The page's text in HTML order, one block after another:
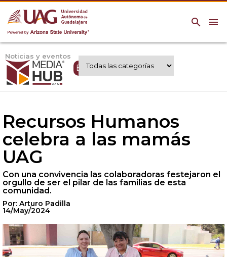
menu
search
Noticias y eventos
Expertos UAG
Recursos Humanos
celebra a las mamás
UAG
Con una convivencia las colaboradoras festejaron el
orgullo de ser el pilar de las familias de esta
comunidad.
Por: Arturo Padilla
14/May/2024